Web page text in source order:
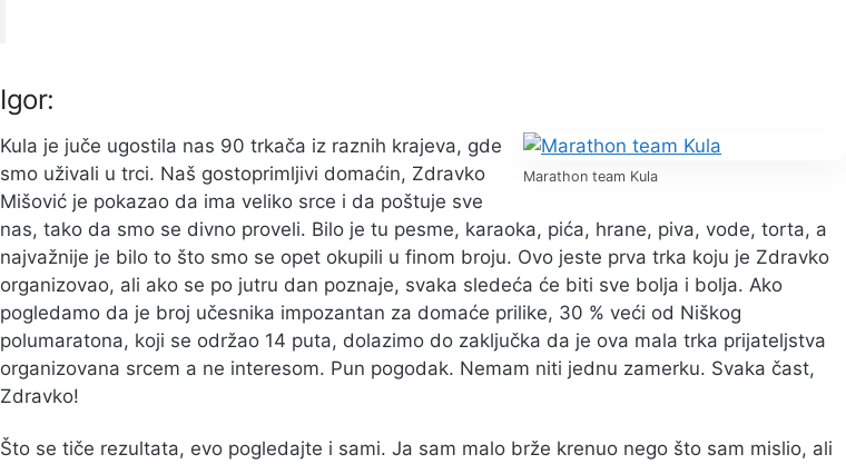
Igor:
Marathon team Kula
Kula je juče ugostila nas 90 trkača iz raznih krajeva, gde
smo uživali u trci. Naš gostoprimljivi domaćin, Zdravko
Mišović je pokazao da ima veliko srce i da poštuje sve
nas, tako da smo se divno proveli. Bilo je tu pesme, karaoka, pića, hrane, piva, vode, torta, a
najvažnije je bilo to što smo se opet okupili u finom broju. Ovo jeste prva trka koju je Zdravko
organizovao, ali ako se po jutru dan poznaje, svaka sledeća će biti sve bolja i bolja. Ako
pogledamo da je broj učesnika impozantan za domaće prilike, 30 % veći od Niškog
polumaratona, koji se održao 14 puta, dolazimo do zaključka da je ova mala trka prijateljstva
organizovana srcem a ne interesom. Pun pogodak. Nemam niti jednu zamerku. Svaka čast,
Zdravko!
Što se tiče rezultata, evo pogledajte i sami. Ja sam malo brže krenuo nego što sam mislio, ali